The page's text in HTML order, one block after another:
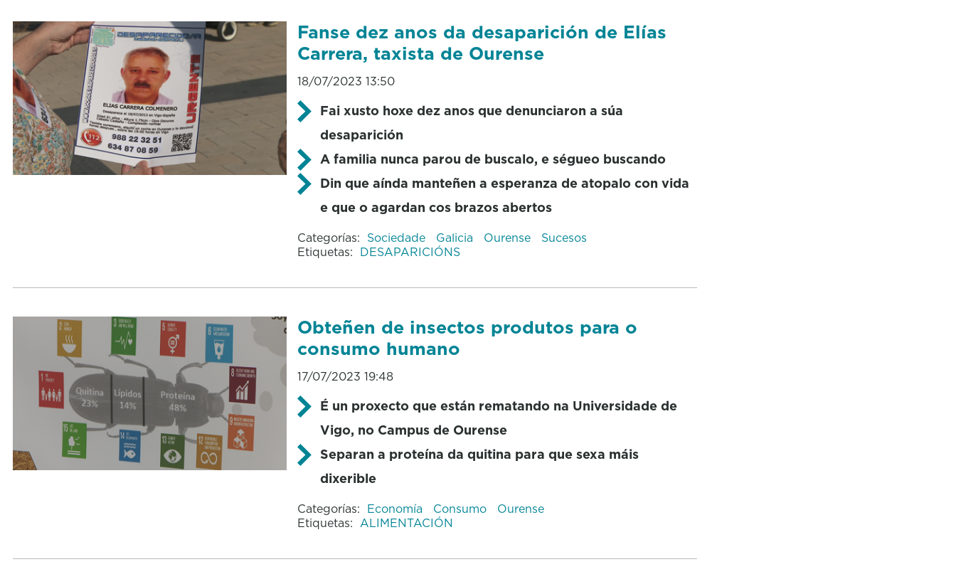
Fanse dez anos da desaparición de Elías
Carrera, taxista de Ourense
18/07/2023 13:50
Fai xusto hoxe dez anos que denunciaron a súa
desaparición
A familia nunca parou de buscalo, e ségueo buscando
Din que aínda manteñen a esperanza de atopalo con vida
e que o agardan cos brazos abertos
Categorías: Sociedade Galicia Ourense
Sucesos
Etiquetas: DESAPARICIÓNS
Obteñen de insectos produtos para o
consumo humano
17/07/2023 19:48
É un proxecto que están rematando na Universidade de
Vigo, no Campus de Ourense
Separan a proteína da quitina para que sexa máis
dixerible
Categorías: Economía Consumo
Ourense
Etiquetas: ALIMENTACIÓN